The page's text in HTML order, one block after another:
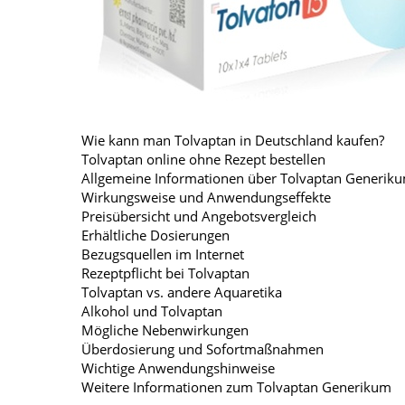
Wie kann man Tolvaptan in Deutschland kaufen?
Tolvaptan online ohne Rezept bestellen
Allgemeine Informationen über Tolvaptan
Wirkungsweise und Anwendungseffekte
Preisübersicht und Angebotsvergleich
Erhältliche Dosierungen
Bezugsquellen im Internet
Rezeptpflicht bei Tolvaptan
Tolvaptan vs. andere Aquaretika
Alkohol und Tolvaptan
Mögliche Nebenwirkungen
Überdosierung und Sofortmaßnahmen
Wichtige Anwendungshinweise
Weitere Informationen zum Tolvaptan Generikum